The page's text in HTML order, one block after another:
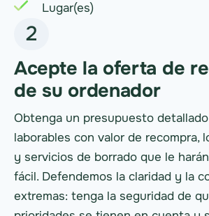
Lugar(es)
2
Acepte la oferta de
de su ordenador
Obtenga un presupuesto
laborables con valor de recompra,
y servicios de borrado que le
fácil. Defendemos la claridad y la
extremas: tenga la seguridad de